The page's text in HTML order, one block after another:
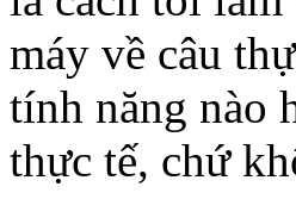
máy về câu
tính năng nào
thực tế, chứ